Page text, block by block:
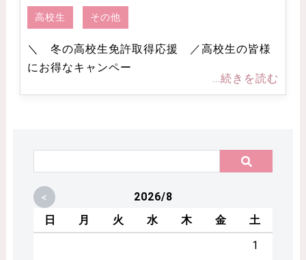
高校生 その他
＼ 冬の高校生免許取得応援 ／高校生の皆様
にお得なキャンペー
...続きを読む
<
2026/8
日
月 火 水 木 金
土
1